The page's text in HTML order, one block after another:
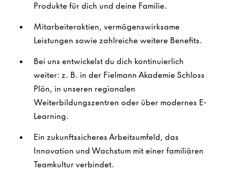
Produkte für dich und deine Familie.
Mitarbeiteraktien, vermögenswirksame
Leistungen sowie zahlreiche weitere Benefits.
Bei uns entwickelst du dich kontinuierlich
weiter: z. B. in der Fielmann Akademie Schloss
Plön, in unseren regionalen
Weiterbildungszentren oder über modernes E-
Learning.
Ein zukunftssicheres Arbeitsumfeld, das
Innovation und Wachstum mit einer familiären
Teamkultur verbindet.